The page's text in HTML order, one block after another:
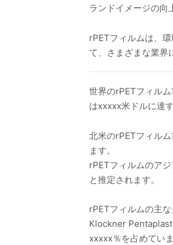
ランドイメージの向
rPETフィルムは、
て、さまざまな業界
世界のrPETフィル
はxxxxx米ドルに達
北米のrPETフィル
ます。
rPETフィルムのア
と推定されます。
rPETフィルムの主
Klockner
xxxxx％を占めていま